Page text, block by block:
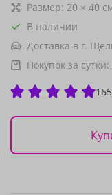
Размер: 20 × 40
В наличии
Доставка в г.
Покупок за сутки: